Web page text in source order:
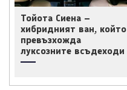
Тойота Сиена –
хибридният ван, който
превъзхожда
луксозните всъдеходи